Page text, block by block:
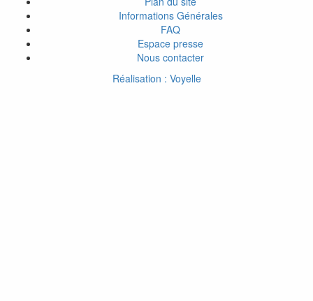
Informations Générales
FAQ
Espace presse
Nous contacter
Réalisation : Voyelle